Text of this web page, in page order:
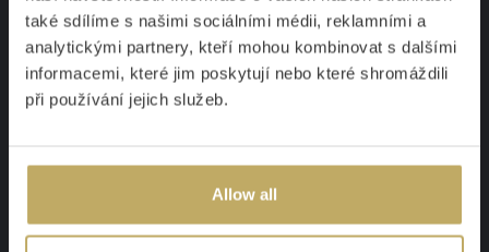
také sdílíme s našimi sociálními médii, reklamními a
analytickými partnery, kteří mohou kombinovat s dalšími
informacemi, které jim poskytují nebo které shromáždili
při používání jejich služeb.
Allow all
Pečlivě obrábímea kontrolujeme každou část, aby do
sebedíly snadno zapadly. Díky tomu máte mlýnek
sestavený za pár sekund, snadno se udržuje a
perfektně mele.